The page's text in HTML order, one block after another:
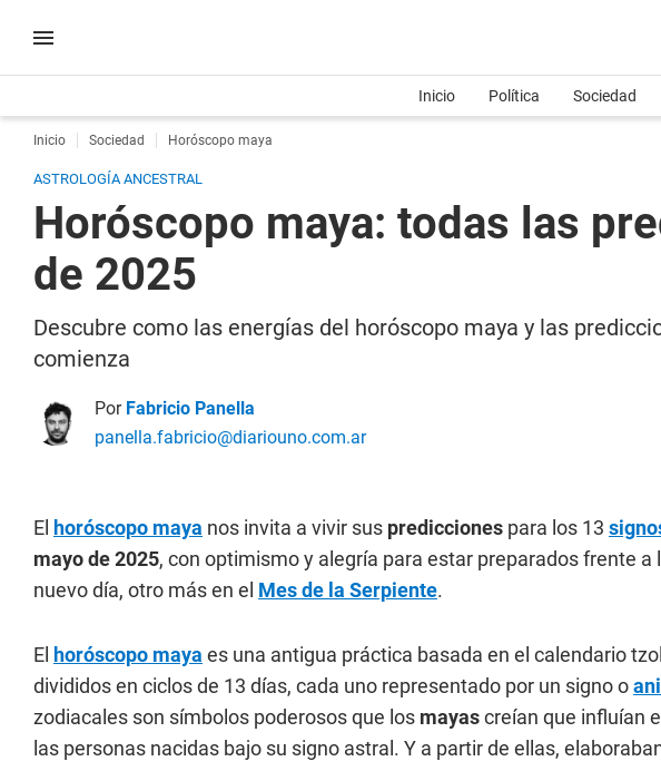
Inicio Política Sociedad
Inicio Sociedad Horóscopo maya
ASTROLOGÍA ANCESTRAL
Horóscopo maya: todas las
de 2025
Descubre como las energías del horóscopo maya y las
comienza
Por Fabricio Panella
panella.fabricio@diariouno.com.ar
El horóscopo maya nos invita a vivir sus predicciones para los 13
mayo de 2025, con optimismo y alegría para estar preparados frente
nuevo día, otro más en el Mes de la Serpiente.
El horóscopo maya es una antigua práctica basada en el calendario
divididos en ciclos de 13 días, cada uno representado por un signo o
zodiacales son símbolos poderosos que los mayascreían que influían
las personas nacidas bajo su signo astral. Y a partir de ellas,